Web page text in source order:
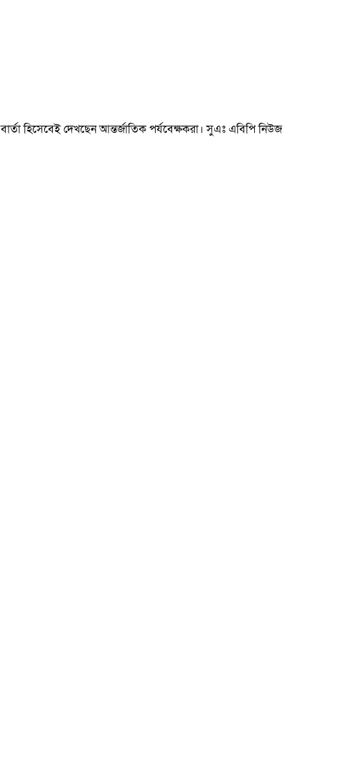
হিসেবেই দেখছেন আন্তর্জাতিক পর্যবেক্ষকরা। সুএঃ এবিপি নিউজ